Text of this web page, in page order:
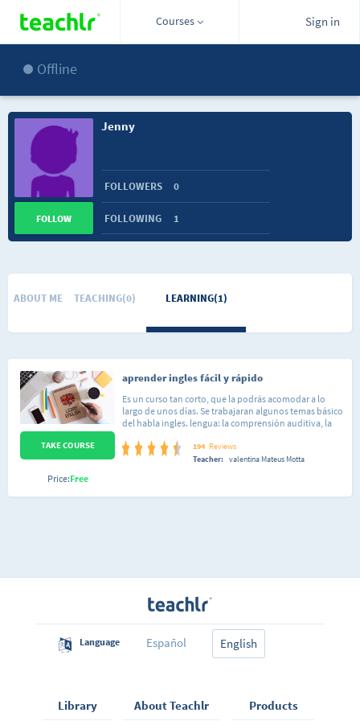
Courses Sign in
Offline
Jenny
FOLLOWERS 0
FOLLOWING 1
FOLLOW
ABOUT ME TEACHING(0) LEARNING(1)
aprender ingles fácil y rápido
Es un curso tan corto, que la podrás acomodar a lo
largo de unos días. Se trabajaran algunos temas básico
del habla ingles. lengua: la comprensión auditiva, la
participación activa del alumno. curso de trabajo: no?
presenciales. el alumno llega a ser capaz de
194 Reviews
Teacher: valentina Mateus Motta
TAKE COURSE
Price:Free
Language Español English
Library About Teachlr Products